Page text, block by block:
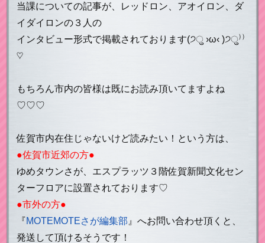
当課についての記事が、レッドロン、アオイロン、ダ
イダイロンの３人の
インタビュー形式で掲載されております(੭ु ›ω‹ )੭ु⁾⁾
♡
もちろん市内の皆様は既にお読み頂いてますよね
♡♡♡
佐賀市内在住じゃないけど読みたい！という方は、
●佐賀市近郊の方●
ゆめタウンさが、エスプラッツ３階佐賀新聞文化セン
ターフロアに設置されております♡
●市外の方●
『MOTEMOTEさが編集部 』へお問い合わせ頂くと、
発送して頂けるそうです！